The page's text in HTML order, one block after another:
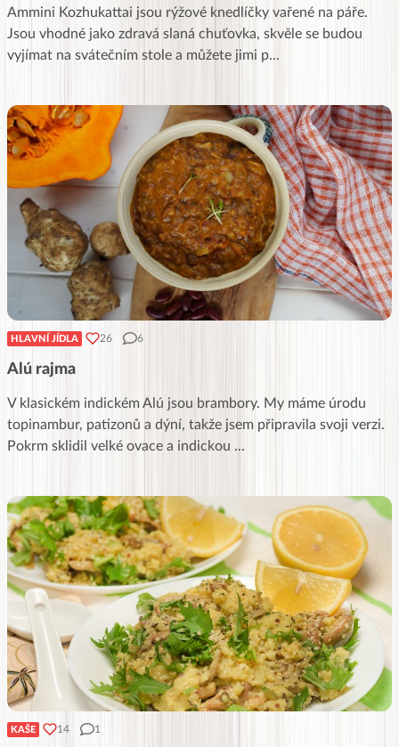
Ammini Kozhukattai jsou rýžové knedlíčky vařené na páře.
Jsou vhodné jako zdravá slaná chuťovka, skvěle se budou
vyjímat na svátečním stole a můžete jimi p...
HLAVNÍ JÍDLA 26 6
Alú rajma
V klasickém indickém Alú jsou brambory. My máme úrodu
topinambur, patizonů a dýní, takže jsem připravila svoji verzi.
Pokrm sklidil velké ovace a indickou ...
KAŠE 14 1